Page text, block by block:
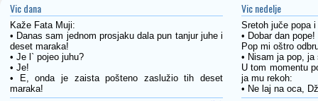
Vic dana
Vic nedelje
Kaže Fata Muji:
• Danas sam jednom prosjaku dala pun tanjur juhe i
deset maraka!
• Je l` pojeo juhu?
• Je!
• E, onda je zaista pošteno zaslužio tih deset
maraka!
Sretoh juče popa
• Dobar dan pope!
Pop mi oštro
• Nisam ja pop,
U tom momentu
ja mu rekoh:
• Ne laj na oca,